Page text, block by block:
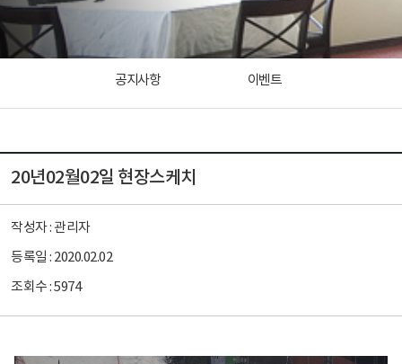
공지사항 이벤트
20년02월02일 현장스케치
작성자 :관리자
등록일 : 2020.02.02
조회수 :5974